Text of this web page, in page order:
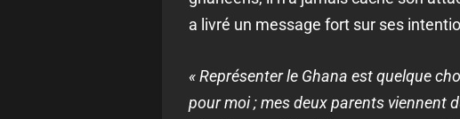
a livré un message fort sur ses
« Représenter le Ghana est quelque
pour moi ; mes deux parents viennent